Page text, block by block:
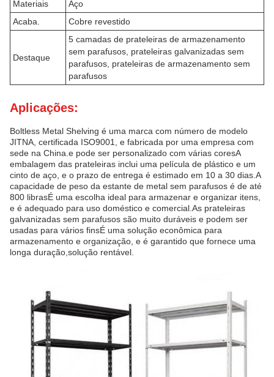
Materiais
Aço
Acaba.
Cobre revestido
Destaque
5 camadas de prateleiras de armazenamento
sem parafusos, prateleiras galvanizadas sem
parafusos, prateleiras de armazenamento sem
parafusos
Aplicações:
Boltless Metal Shelving é uma marca com número de modelo
JITNA, certificada ISO9001, e fabricada por uma empresa com
sede na China.e pode ser personalizado com várias coresA
embalagem das prateleiras inclui uma película de plástico e um
cinto de aço, e o prazo de entrega é estimado em 10 a 30 dias.A
capacidade de peso da estante de metal sem parafusos é de até
800 librasÉ uma escolha ideal para armazenar e organizar itens,
e é adequado para uso doméstico e comercial.As prateleiras
galvanizadas sem parafusos são muito duráveis e podem ser
usadas para vários finsÉ uma solução econômica para
armazenamento e organização, e é garantido que fornece uma
longa duração,solução rentável.